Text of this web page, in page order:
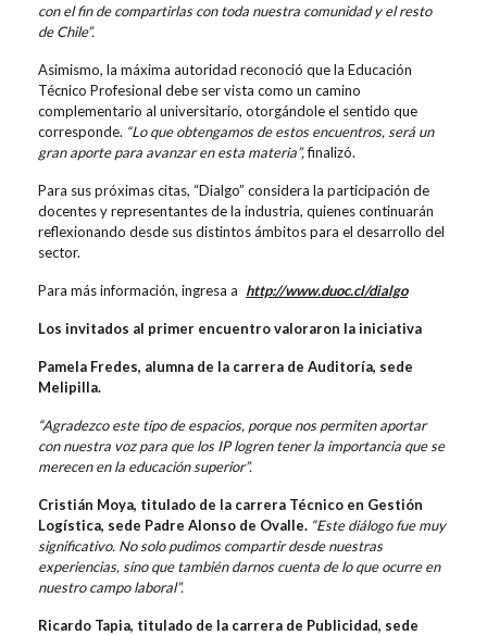
con el fin de compartirlas con toda nuestra comunidad y el resto
de Chile”.
Asimismo, la máxima autoridad reconoció que la Educación
Técnico Profesional debe ser vista como un camino
complementario al universitario, otorgándole el sentido que
corresponde. “Lo que obtengamos de estos encuentros, será un
gran aporte para avanzar en esta materia”,finalizó.
Para sus próximas citas, “Dialgo” considera la participación de
docentes y representantes de la industria, quienes continuarán
reflexionando desde sus distintos ámbitos para el desarrollo del
sector.
Para más información, ingresa a http://www.duoc.cl/dialgo
Los invitados al primer encuentro valoraron la iniciativa
Pamela Fredes, alumna de la carrera de Auditoría, sede
Melipilla.
“Agradezco este tipo de espacios, porque nos permiten aportar
con nuestra voz para que los IP logren tener la importancia que se
merecen en la educación superior”.
Cristián Moya, titulado de la carrera Técnico en Gestión
Logística, sede Padre Alonso de Ovalle. “Este diálogo fue muy
significativo. No solo pudimos compartir desde nuestras
experiencias, sino que también darnos cuenta de lo que ocurre en
nuestro campo laboral”.
Ricardo Tapia, titulado de la carrera de Publicidad, sede